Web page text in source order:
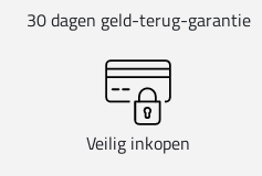
30 dagen geld-terug-garantie
Veilig inkopen